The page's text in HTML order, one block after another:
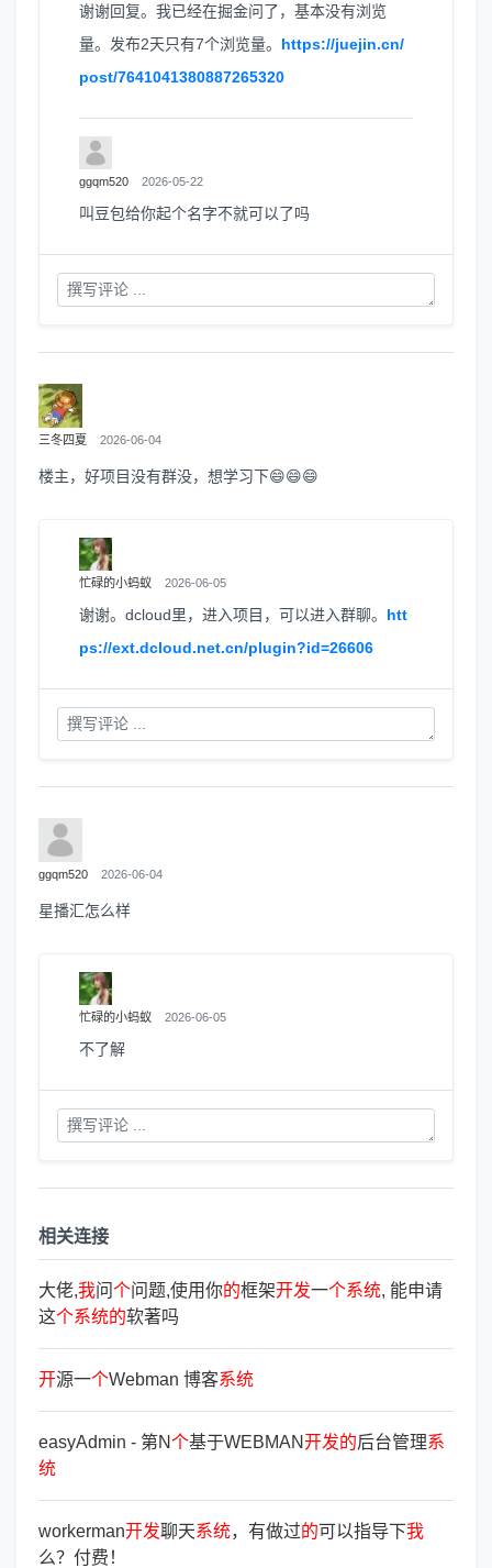
谢谢回复。我已经在掘金问了，基本没有浏览
量。发布2天只有7个浏览量。 https://juejin.cn/
post/7641041380887265320
ggqm520 2026-05-22
叫豆包给你起个名字不就可以了吗
三冬四夏 2026-06-04
楼主，好项目没有群没，想学习下😄😄😄
忙碌的小蚂蚁 2026-06-05
谢谢。dcloud里，进入项目，可以进入群聊。 htt
ps://ext.dcloud.net.cn/plugin?id=26606
ggqm520 2026-06-04
星播汇怎么样
忙碌的小蚂蚁 2026-06-05
不了解
相关连接
大佬,我问个问题,使用你的框架开发一个系统, 能申请
这个系统的软著吗
开源一个Webman 博客系统
easyAdmin - 第N个基于WEBMAN开发的后台管理系
统
workerman开发聊天系统，有做过的可以指导下我
么？付费！